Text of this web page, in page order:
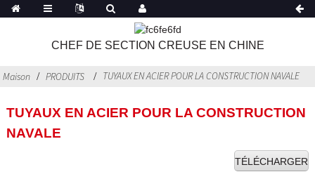
CHEF DE SECTION CREUSE EN CHINE
Maison PRODUITS TUYAUX EN ACIER POUR LA CONSTRUCTION NAVALE
TUYAUX EN ACIER POUR LA CONSTRUCTION
NAVALE
TÉLÉCHARGER